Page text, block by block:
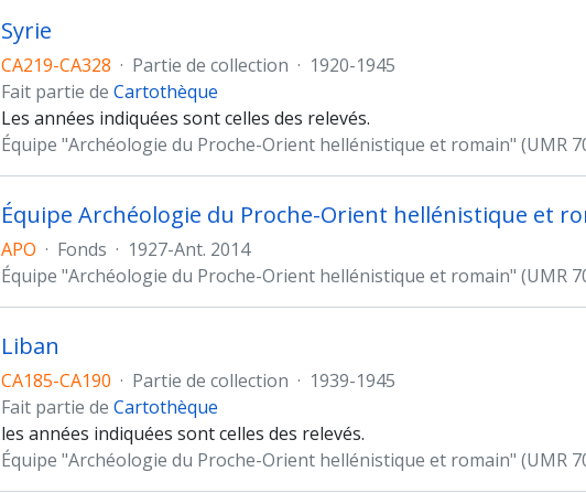
Syrie
CA219-CA328 · Partie de collection · 1920-1945
Fait partie de Cartothèque
Les années indiquées sont celles des relevés.
Équipe "Archéologie du Proche-Orient hellénistique et romain" (UMR
Équipe Archéologie du Proche-Orient hellénistique et
APO · Fonds · 1927-Ant. 2014
Équipe "Archéologie du Proche-Orient hellénistique et romain" (UMR
Liban
CA185-CA190 · Partie de collection · 1939-1945
Fait partie de Cartothèque
les années indiquées sont celles des relevés.
Équipe "Archéologie du Proche-Orient hellénistique et romain" (UMR